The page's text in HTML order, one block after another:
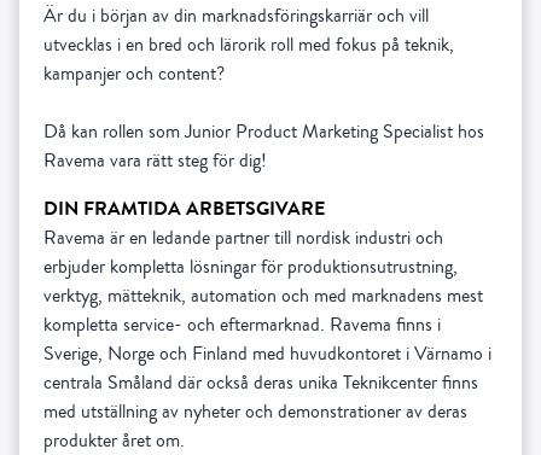
Är du i början av din marknadsföringskarriär och vill
utvecklas i en bred och lärorik roll med fokus på teknik,
kampanjer och content?
Då kan rollen som Junior Product Marketing Specialist hos
Ravema vara rätt steg för dig!
DIN FRAMTIDA ARBETSGIVARE
Ravema är en ledande partner till nordisk industri och
erbjuder kompletta lösningar för produktionsutrustning,
verktyg, mätteknik, automation och med marknadens mest
kompletta service- och eftermarknad. Ravema finns i
Sverige, Norge och Finland med huvudkontoret i Värnamo i
centrala Småland där också deras unika Teknikcenter finns
med utställning av nyheter och demonstrationer av deras
produkter året om.